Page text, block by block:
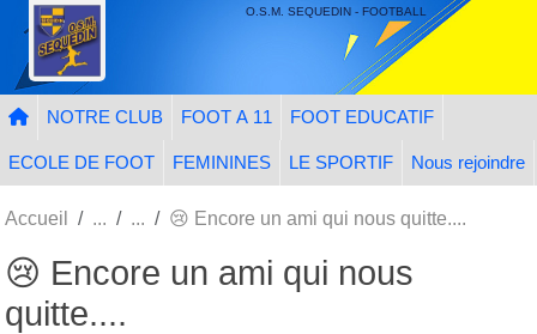
O.S.M. SEQUEDIN - FOOTBALL
NOTRE CLUB FOOT A 11 FOOT EDUCATIF
ECOLE DE FOOT FEMININES LE SPORTIF Nous rejoindre
Accueil 😢 Encore un ami qui nous quitte....
😢 Encore un ami qui nous
quitte....
Panneau de gestion des cookies